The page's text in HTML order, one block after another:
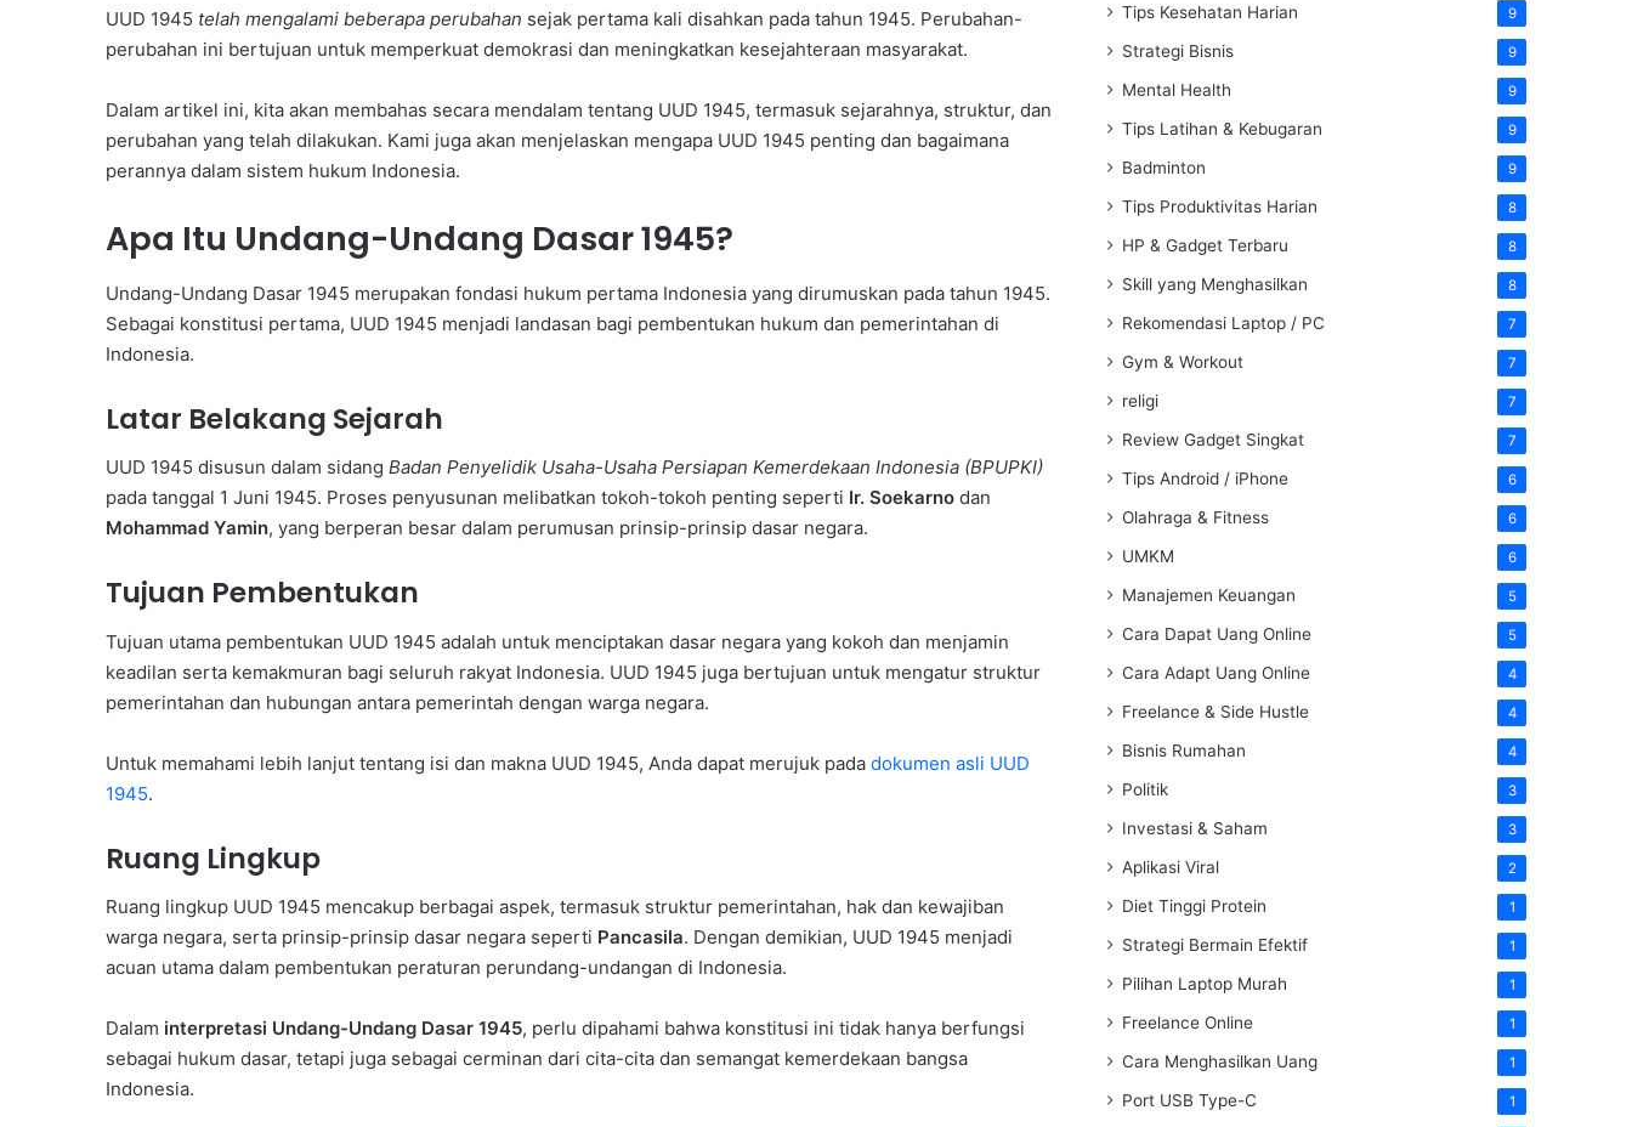
UUD 1945 telah mengalami beberapa perubahan sejak pertama kali disahkan pada tahun 1945. Perubahan-
perubahan ini bertujuan untuk memperkuat demokrasi dan meningkatkan kesejahteraan masyarakat.
Dalam artikel ini, kita akan membahas secara mendalam tentang UUD 1945, termasuk sejarahnya, struktur, dan
perubahan yang telah dilakukan. Kami juga akan menjelaskan mengapa UUD 1945 penting dan bagaimana
perannya dalam sistem hukum Indonesia.
Apa Itu Undang-Undang Dasar 1945?
Undang-Undang Dasar 1945 merupakan fondasi hukum pertama Indonesia yang dirumuskan pada tahun 1945.
Sebagai konstitusi pertama, UUD 1945 menjadi landasan bagi pembentukan hukum dan pemerintahan di
Indonesia.
Latar Belakang Sejarah
UUD 1945 disusun dalam sidang Badan Penyelidik Usaha-Usaha Persiapan Kemerdekaan Indonesia (BPUPKI)
pada tanggal 1 Juni 1945. Proses penyusunan melibatkan tokoh-tokoh penting seperti Ir. Soekarno dan
Mohammad Yamin, yang berperan besar dalam perumusan prinsip-prinsip dasar negara.
Tujuan Pembentukan
Tujuan utama pembentukan UUD 1945 adalah untuk menciptakan dasar negara yang kokoh dan menjamin
keadilan serta kemakmuran bagi seluruh rakyat Indonesia. UUD 1945 juga bertujuan untuk mengatur struktur
pemerintahan dan hubungan antara pemerintah dengan warga negara.
Untuk memahami lebih lanjut tentang isi dan makna UUD 1945, Anda dapat merujuk pada dokumen asli UUD
1945.
Ruang Lingkup
Ruang lingkup UUD 1945 mencakup berbagai aspek, termasuk struktur pemerintahan, hak dan kewajiban
warga negara, serta prinsip-prinsip dasar negara seperti Pancasila. Dengan demikian, UUD 1945 menjadi
acuan utama dalam pembentukan peraturan perundang-undangan di Indonesia.
Dalam interpretasi Undang-Undang Dasar 1945, perlu dipahami bahwa konstitusi ini tidak hanya berfungsi
sebagai hukum dasar, tetapi juga sebagai cerminan dari cita-cita dan semangat kemerdekaan bangsa
Indonesia.
Tips Kesehatan Harian 9
Strategi Bisnis 9
Mental Health 9
Tips Latihan & Kebugaran 9
Badminton 9
Tips Produktivitas Harian 8
HP & Gadget Terbaru 8
Skill yang Menghasilkan 8
Rekomendasi Laptop / PC 7
Gym & Workout 7
religi 7
Review Gadget Singkat 7
Tips Android / iPhone 6
Olahraga & Fitness 6
UMKM 6
Manajemen Keuangan 5
Cara Dapat Uang Online 5
Cara Adapt Uang Online 4
Freelance & Side Hustle 4
Bisnis Rumahan 4
Politik 3
Investasi & Saham 3
Aplikasi Viral 2
Diet Tinggi Protein 1
Strategi Bermain Efektif 1
Pilihan Laptop Murah 1
Freelance Online 1
Cara Menghasilkan Uang 1
Port USB Type-C 1